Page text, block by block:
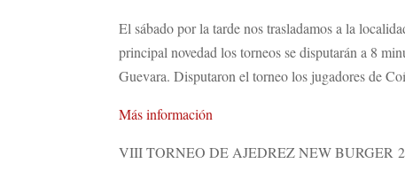
El sábado por la tarde nos trasladamos a la
principal novedad los torneos se disputarán a 8
Guevara. Disputaron el torneo los jugadores de
Más información
VIII TORNEO DE AJEDREZ NEW BURGER